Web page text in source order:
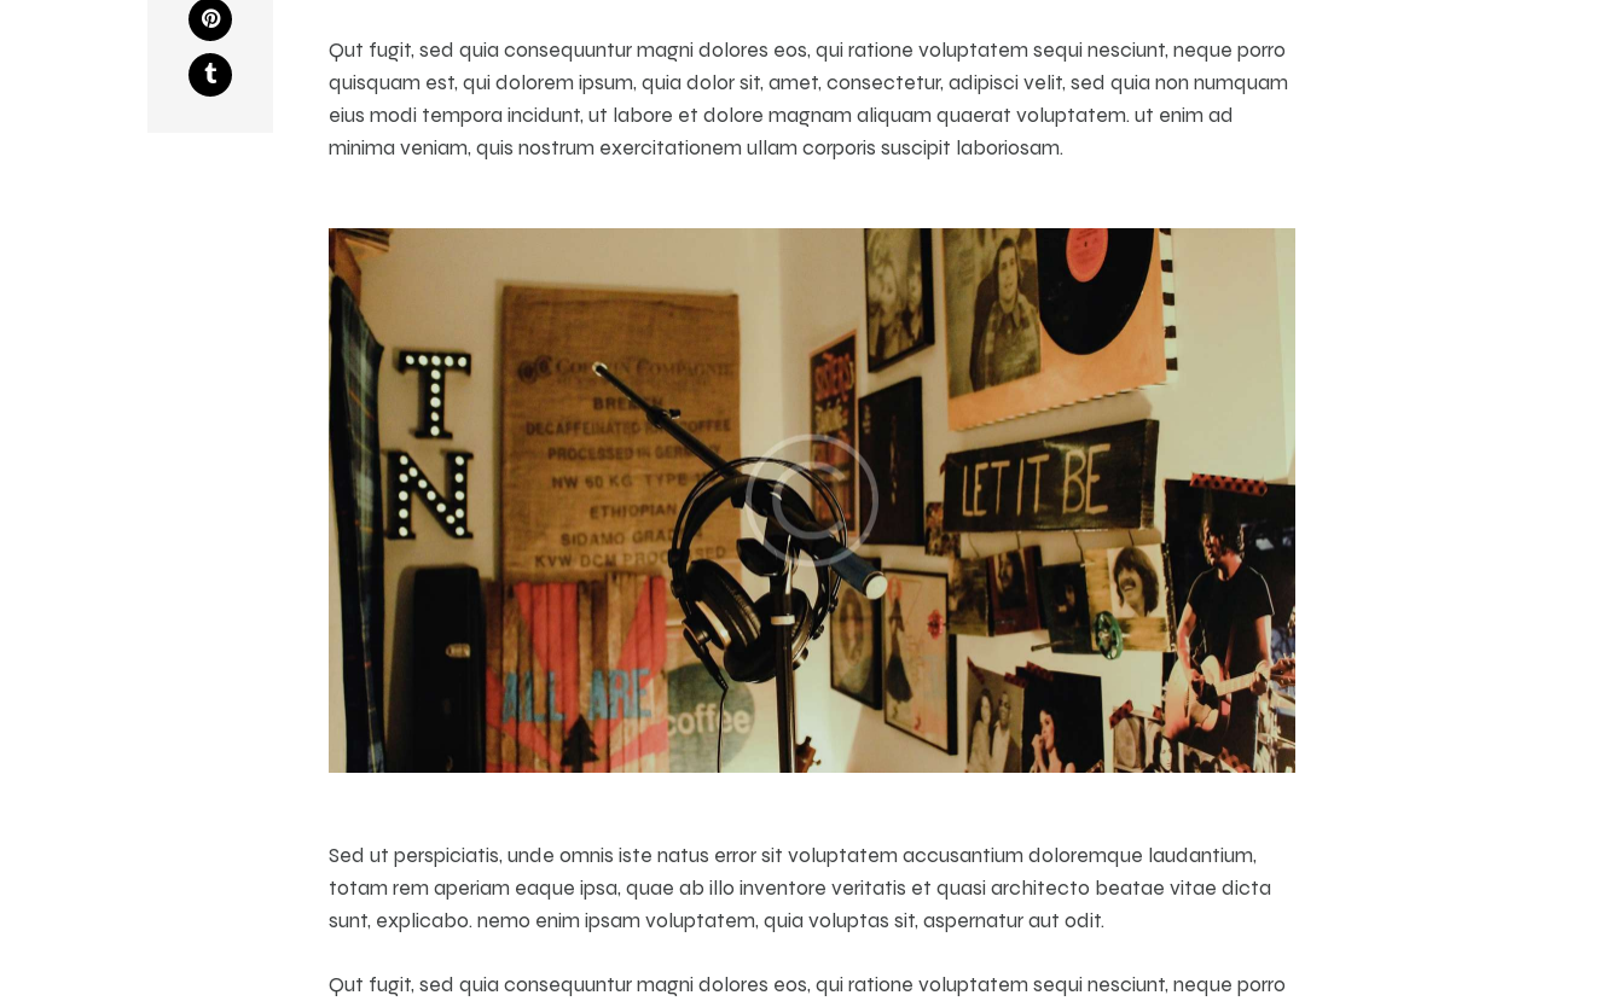
Qut fugit, sed quia consequuntur magni dolores eos, qui ratione voluptatem sequi nesciunt, neque porro
quisquam est, qui dolorem ipsum, quia dolor sit, amet, consectetur, adipisci velit, sed quia non numquam
eius modi tempora incidunt, ut labore et dolore magnam aliquam quaerat voluptatem. ut enim ad
minima veniam, quis nostrum exercitationem ullam corporis suscipit laboriosam.
Sed ut perspiciatis, unde omnis iste natus error sit voluptatem accusantium doloremque laudantium,
totam rem aperiam eaque ipsa, quae ab illo inventore veritatis et quasi architecto beatae vitae dicta
sunt, explicabo. nemo enim ipsam voluptatem, quia voluptas sit, aspernatur aut odit.
Qut fugit, sed quia consequuntur magni dolores eos, qui ratione voluptatem sequi nesciunt, neque porro